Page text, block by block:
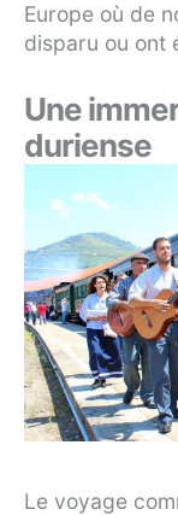
Europe où de
disparu ou ont
Une
duriense
Le voyage